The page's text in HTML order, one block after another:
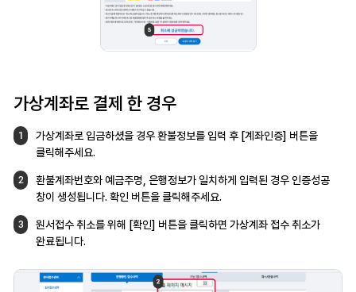
가상계좌로 결제 한 경우
1 가상계좌로 입금하셨을 경우 환불정보를입력 후 [계좌인증] 버튼을
클릭해주세요.
2 환불계좌번호와 예금주명, 은행정보가 일치하게 입력된 경우 인증성공
창이 생성됩니다. 확인 버튼을 클릭해주세요.
3 원서접수 취소를 위해 [확인] 버튼을 클릭하면 가상계좌 접수 취소가
완료됩니다.